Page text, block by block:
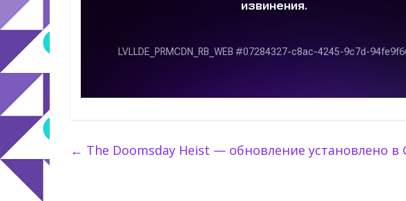
← The Doomsday Heist — обновление установлено в